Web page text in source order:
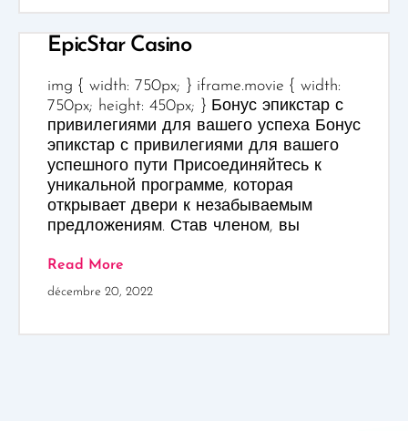
EpicStar Casino
img { width: 750px; } iframe.movie { width:
750px; height: 450px; } Бонус эпикстар с
привилегиями для вашего успеха Бонус
эпикстар с привилегиями для вашего
успешного пути Присоединяйтесь к
уникальной программе, которая
открывает двери к незабываемым
предложениям. Став членом, вы
Read More
décembre 20, 2022